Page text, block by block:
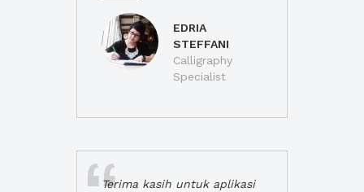
EDRIA
STEFFANI
Calligraphy
Specialist
Terima kasih untuk aplikasi